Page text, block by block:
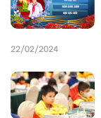
22/02/2024